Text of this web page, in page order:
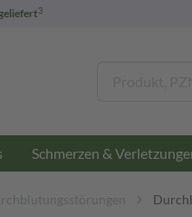
3
Schmerzen &